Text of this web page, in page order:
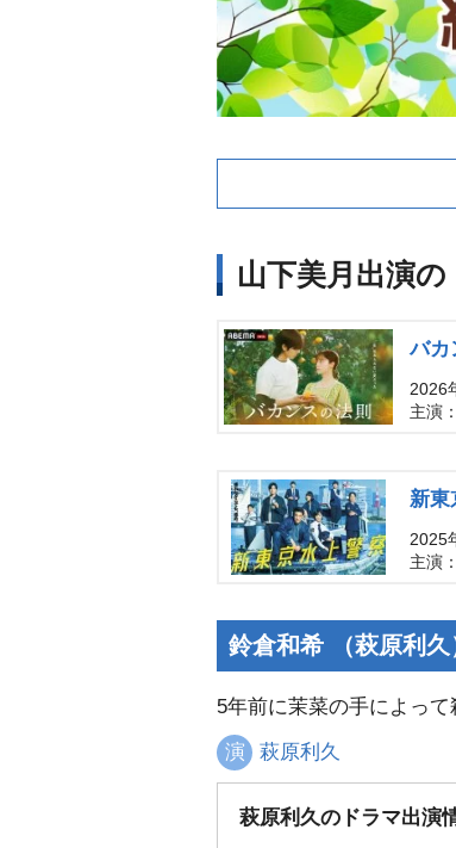
山下美月出演の
バカ
2026
主演：
新東
2025
主演：
鈴倉和希 （萩原利久
5年前に茉菜の手によって
演
萩原利久
萩原利久のドラマ出演